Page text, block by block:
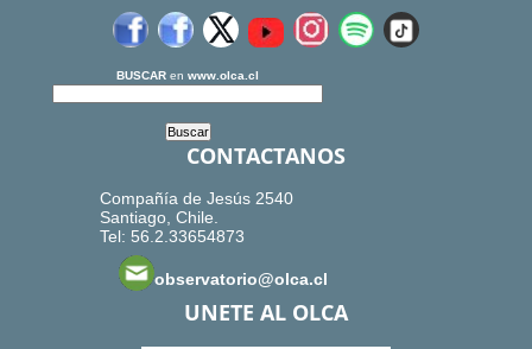
BUSCAR en www.olca.cl
CONTACTANOS
Compañía de Jesús 2540
Santiago, Chile.
Tel: 56.2.33654873
observatorio@olca.cl
UNETE AL OLCA